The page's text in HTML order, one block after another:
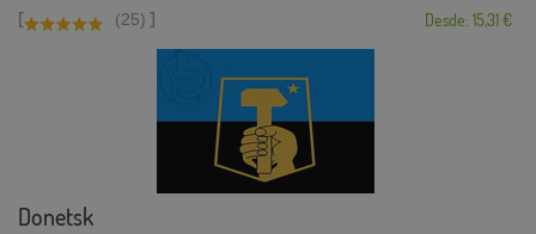
[ (25) ] Desde: 15,31 €
Donetsk